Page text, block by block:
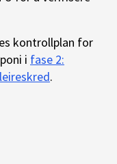
kontrollplan for
i fase 2:
.